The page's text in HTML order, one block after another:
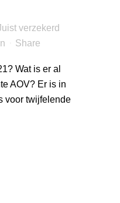
verzekerd
Share
Wat is er al
AOV? Er is in
voor twijfelende